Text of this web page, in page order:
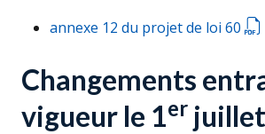
annexe 12 du projet de loi 60
Changements
vigueur le 1er